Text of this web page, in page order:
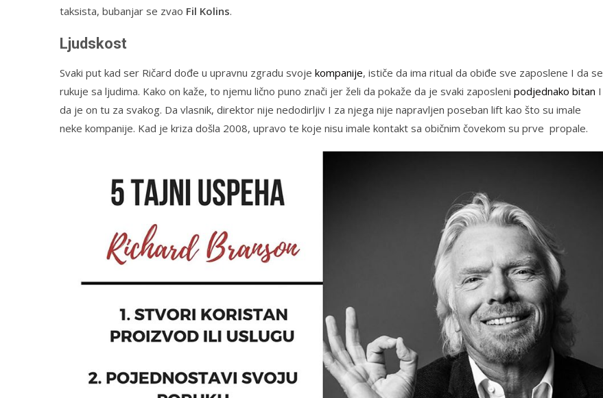
taksista, bubanjar se zvao Fil Kolins.
Ljudskost
Svaki put kad ser Ričard dođe u upravnu zgradu svoje kompanije, ističe da ima ritual da obiđe sve zaposlene I da se
rukuje sa ljudima. Kako on kaže, to njemu lično puno znači jer želi da pokaže da je svaki zaposleni podjednako bitan I
da je on tu za svakog. Da vlasnik, direktor nije nedodirljiv I za njega nije napravljen poseban lift kao što su imale
neke kompanije. Kad je kriza došla 2008, upravo te koje nisu imale kontakt sa običnim čovekom su prve propale.